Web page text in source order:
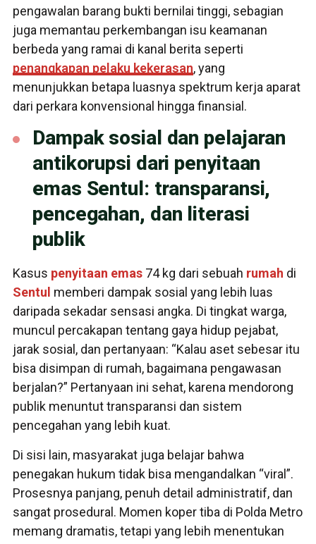
pengawalan barang bukti bernilai tinggi, sebagian
juga memantau perkembangan isu keamanan
berbeda yang ramai di kanal berita seperti
penangkapan pelaku kekerasan, yang
menunjukkan betapa luasnya spektrum kerja aparat
dari perkara konvensional hingga finansial.
Dampak sosial dan pelajaran
antikorupsi dari penyitaan
emas Sentul: transparansi,
pencegahan, dan literasi
publik
Kasus penyitaan emas 74 kg dari sebuah rumah di
Sentul memberi dampak sosial yang lebih luas
daripada sekadar sensasi angka. Di tingkat warga,
muncul percakapan tentang gaya hidup pejabat,
jarak sosial, dan pertanyaan: “Kalau aset sebesar itu
bisa disimpan di rumah, bagaimana pengawasan
berjalan?” Pertanyaan ini sehat, karena mendorong
publik menuntut transparansi dan sistem
pencegahan yang lebih kuat.
Di sisi lain, masyarakat juga belajar bahwa
penegakan hukum tidak bisa mengandalkan “viral”.
Prosesnya panjang, penuh detail administratif, dan
sangat prosedural. Momen koper tiba di Polda Metro
memang dramatis, tetapi yang lebih menentukan